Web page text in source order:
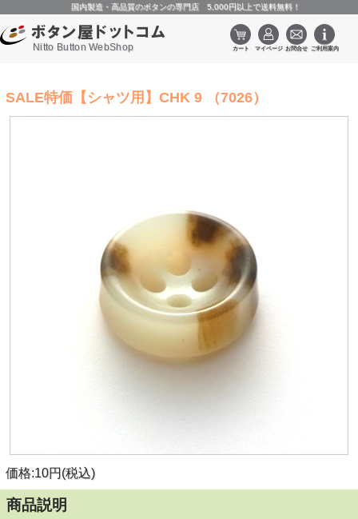
国内製造・高品質のボタンの専門店 5,000円以上で送料無料！
Nitto Button WebShop
SALE特価【シャツ用】CHK 9 （7026）
価格:10円(税込)
商品説明